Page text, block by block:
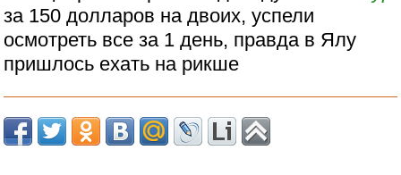
за 150 долларов на двоих, успели
осмотреть все за 1 день, правда в Ялу
пришлось ехать на рикше